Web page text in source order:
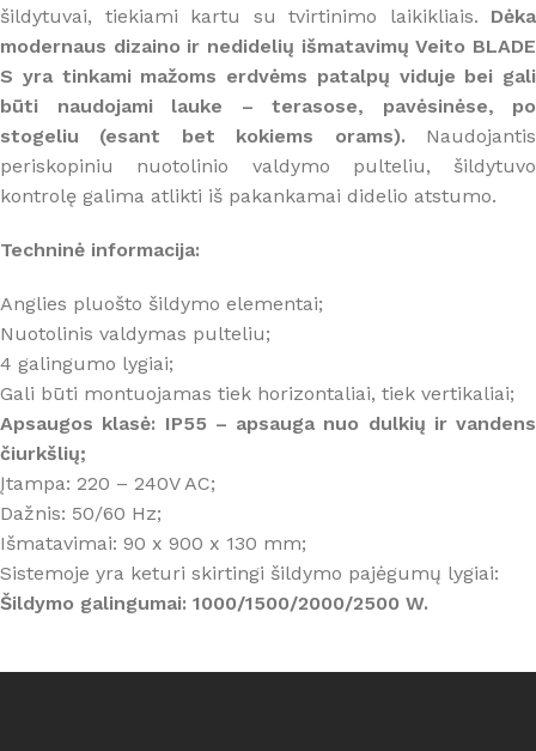
šildytuvai, tiekiami kartu su tvirtinimo laikikliais. Dėka
modernaus dizaino ir nedidelių išmatavimų Veito BLADE
S yra tinkami mažoms erdvėms patalpų viduje bei gali
būti naudojami lauke – terasose, pavėsinėse, po
stogeliu (esant bet kokiems orams). Naudojantis
periskopiniu nuotolinio valdymo pulteliu, šildytuvo
kontrolę galima atlikti iš pakankamai didelio atstumo.
Techninė informacija:
Anglies pluošto šildymo elementai;
Nuotolinis valdymas pulteliu;
4 galingumo lygiai;
Gali būti montuojamas tiek horizontaliai, tiek vertikaliai;
Apsaugos klasė: IP55 – apsauga nuo dulkių ir vandens
čiurkšlių;
Įtampa: 220 – 240V AC;
Dažnis: 50/60 Hz;
Išmatavimai: 90 x 900 x 130 mm;
Sistemoje yra keturi skirtingi šildymo pajėgumų lygiai:
Šildymo galingumai: 1000/1500/2000/2500 W.